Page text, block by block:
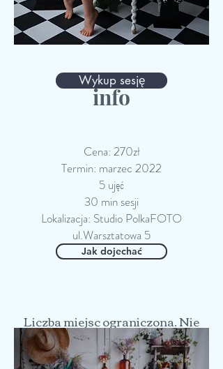
Wykup sesję
info
Cena: 270zł
Termin: marzec 2022
5 ujęć
30 min sesji
Lokalizacja: Studio PolkaFOTO
ul.Warsztatowa 5
Liczba miejsc ograniczona. Nie
zwlekajcie, terminy co roku
rozchodzą się w mgnieniu oka!
Jak dojechać